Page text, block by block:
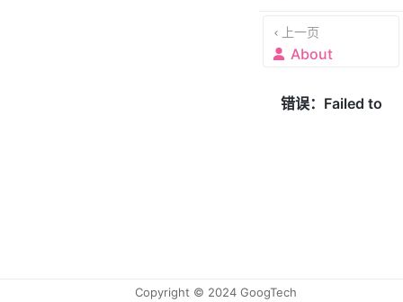
上一页
About
Copyright © 2024 GoogTech